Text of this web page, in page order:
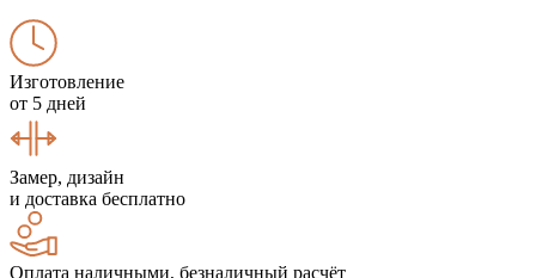
Изготовление
от 5 дней
Замер, дизайн
и доставка бесплатно
Оплата наличными, безналичный расчёт